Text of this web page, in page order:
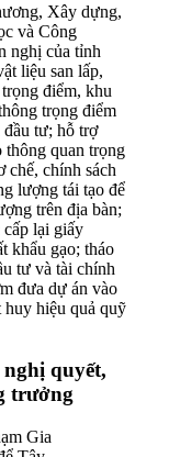
Xây dựng,
và Công
nghị của tỉnh
liệu san lấp,
điểm, khu
trọng điểm
tư; hỗ trợ
thông quan trọng
chế, chính sách
lượng tái tạo để
trên địa bàn;
lại giấy
khẩu gạo; tháo
tư và tài chính
đưa dự án vào
hiệu quả quỹ
quyết,
trưởng